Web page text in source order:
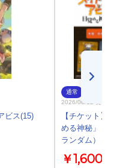
ビス(15)
通常
2026/06/12 発売
【チケット】
める神秘」 ム
ランダム）
￥1,600